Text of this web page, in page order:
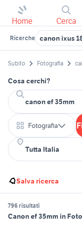
Home Cerca
Ricerche canon ixus
Subito Fotografia
Cosa cerchi?
Fotografia
Salva ricerca
796 risultati
Canon ef 35mm in